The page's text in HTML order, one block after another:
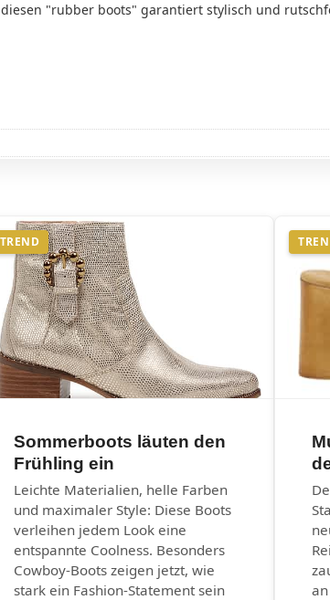
"rubber boots" garantiert stylisch und
TREND
Sommerboots läuten den
Frühling ein
Leichte Materialien, helle Farben
und maximaler Style: Diese Boots
verleihen jedem Look eine
entspannte Coolness. Besonders
Cowboy-Boots zeigen jetzt, wie
stark ein Fashion-Statement sein